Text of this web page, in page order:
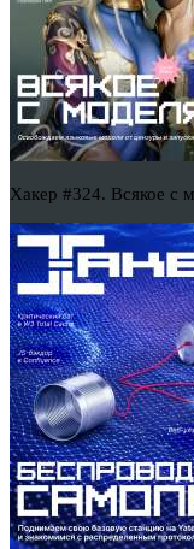
Хакер #324. Всякое с